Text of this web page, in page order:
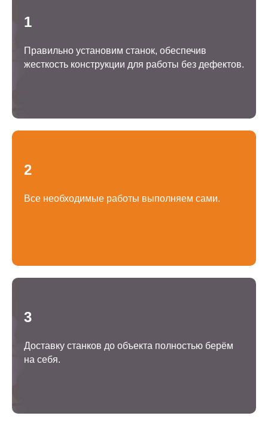
1
Правильно установим станок, обеспечив
жесткость конструкции для работы без дефектов.
2
Все необходимые работы выполняем сами.
3
Доставку станков до объекта полностью берём
на себя.